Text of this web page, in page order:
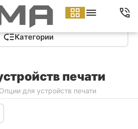
Категории
печати
Опции для устройств печати
Корзина Аккаунт